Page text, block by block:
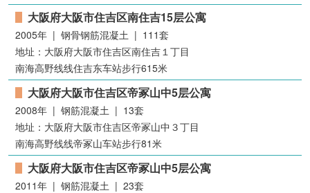
大阪府大阪市住吉区南住吉15层公寓
2005年 | 钢骨钢筋混凝土 | 111套
地址：大阪府大阪市住吉区南住吉１丁目
南海高野线线住吉东车站步行615米
大阪府大阪市住吉区帝冢山中5层公寓
2008年 | 钢筋混凝土 | 13套
地址：大阪府大阪市住吉区帝冢山中３丁目
南海高野线线帝冢山车站步行81米
大阪府大阪市住吉区帝冢山中5层公寓
2011年 | 钢筋混凝土 | 23套